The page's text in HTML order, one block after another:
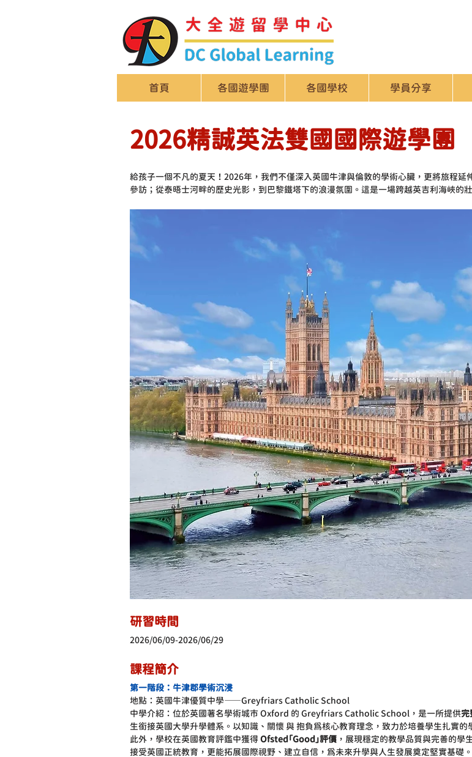
首頁 各國遊學團 各國學校 學員分享
2026精誠英法雙國國際遊學團
給孩子一個不凡的夏天！2026年，我們不僅深入英國牛津與倫敦的學術心臟，更將旅程
參訪；從泰晤士河畔的歷史光影，到巴黎鐵塔下的浪漫氛圍。這是一場跨越英吉利海峽的
研習時間
2026/06/09-2026/06/29
課程簡介
第一階段：牛津郡學術沉浸
地點：英國牛津優質中學——Greyfriars Catholic School
中學介紹：位於英國著名學術城市 Oxford 的 Greyfriars Catholic School，是一所提供完
生銜接英國大學升學體系。以知識、關懷 與 抱負為核心教育理念，致力於培養學生扎實
此外，學校在英國教育評鑑中獲得 Ofsted「Good」評價 ，展現穩定的教學品質與完善的學
接受英國正統教育，更能拓展國際視野、建立自信，為未來升學與人生發展奠定堅實基礎。